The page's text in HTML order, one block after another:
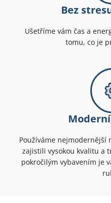
Bez
Ušetříme vám čas a
tomu, co je
Používáme nejmodernější
zajistili vysokou kvalitu a
pokročilým vybavením je